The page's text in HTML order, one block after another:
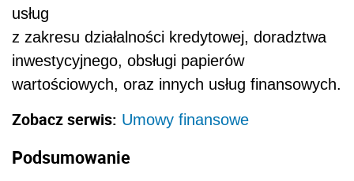
usług
z zakresu działalności kredytowej, doradztwa
inwestycyjnego, obsługi papierów
wartościowych, oraz innych usług finansowych.
Zobacz serwis: Umowy finansowe
Podsumowanie